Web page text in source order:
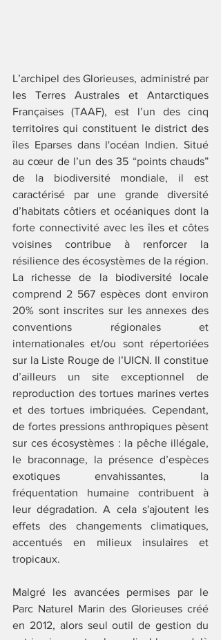
L’archipel des Glorieuses, administré par
les Terres Australes et Antarctiques
Françaises (TAAF), est l’un des cinq
territoires qui constituent le district des
îles Eparses dans l'océan Indien. Situé
au cœur de l’un des 35 “points chauds”
de la biodiversité mondiale, il est
caractérisé par une grande diversité
d’habitats côtiers et océaniques dont la
forte connectivité avec les îles et côtes
voisines contribue à renforcer la
résilience des écosystèmes de la région.
La richesse de la biodiversité locale
comprend 2 567 espèces dont environ
20% sont inscrites sur les annexes des
conventions régionales et
internationales et/ou sont répertoriées
sur la Liste Rouge de l’UICN. Il constitue
d’ailleurs un site exceptionnel de
reproduction des tortues marines vertes
et des tortues imbriquées. Cependant,
de fortes pressions anthropiques pèsent
sur ces écosystèmes : la pêche illégale,
le braconnage, la présence d’espèces
exotiques envahissantes, la
fréquentation humaine contribuent à
leur dégradation. A cela s'ajoutent les
effets des changements climatiques,
accentués en milieux insulaires et
tropicaux.
Malgré les avancées permises par le
Parc Naturel Marin des Glorieuses créé
en 2012, alors seul outil de gestion du